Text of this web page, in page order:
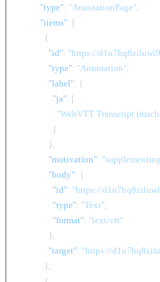
"type": "AnnotationPage",
"items": [
{
"id": "https://
"type": "Annotation",
"label": {
"ja": [
"WebVTT Transcript
]
}
"motivation":
"body": {
"id": "https://
"type": "Text",
"format": "text/vtt"
}
"target": "https://
}